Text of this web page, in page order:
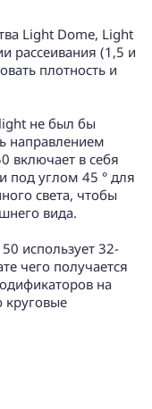
Light Dome, Light
рассеивания (1,5 и
плотность и
не был бы
направлением
включает в себя
под углом 45 ° для
света, чтобы
вида.
использует 32-
чего получается
на